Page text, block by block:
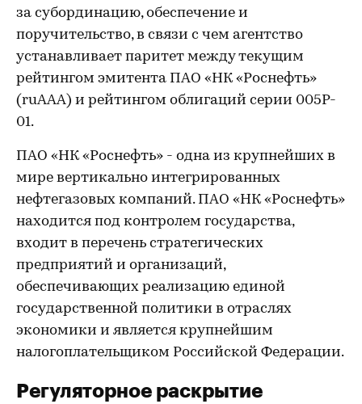
за субординацию, обеспечение и
поручительство, в связи с чем агентство
устанавливает паритет между текущим
рейтингом эмитента ПАО «НК «Роснефть»
(ruAAA) и рейтингом облигаций серии 005P-
01.
ПАО «НК «Роснефть» - одна из крупнейших в
мире вертикально интегрированных
нефтегазовых компаний. ПАО «НК «Роснефть»
находится под контролем государства,
входит в перечень стратегических
предприятий и организаций,
обеспечивающих реализацию единой
государственной политики в отраслях
экономики и является крупнейшим
налогоплательщиком Российской Федерации.
Регуляторное раскрытие